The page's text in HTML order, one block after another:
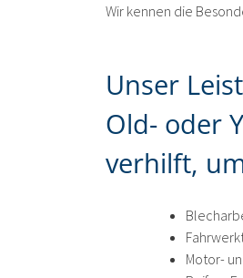
Wir kennen die
Unser
Old- oder
verhilft,
Motor-